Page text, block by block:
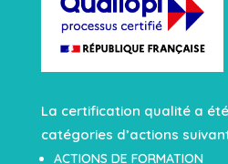
La certification qualité a
catégories d’actions
ACTIONS DE FORMATION